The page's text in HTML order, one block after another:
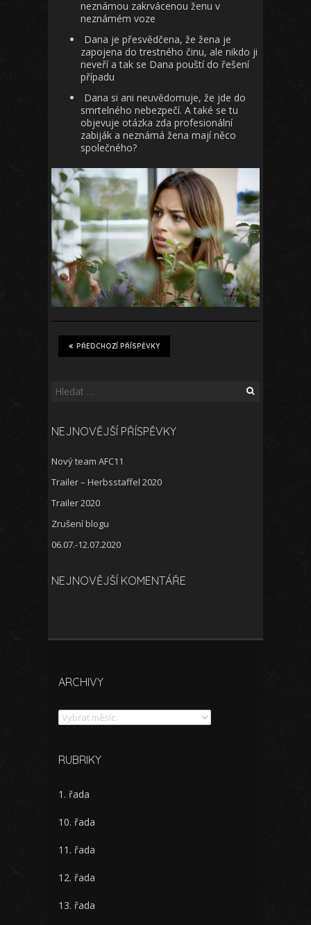
neznámou zakrvácenou ženu v
neznámém voze
Dana je přesvědčena, že žena je
zapojena do trestného činu, ale nikdo ji
neveří a tak se Dana pouští do řešení
případu
Dana si ani neuvědomuje, že jde do
smrtelného nebezpečí. A také se tu
objevuje otázka zda profesionální
zabiják a neznámá žena mají něco
společného?
PŘEDCHOZÍ PŘÍSPĚVKY
Vyhledávání
NEJNOVĚJŠÍ PŘÍSPĚVKY
Nový team AFC11
Trailer – Herbsstaffel 2020
Trailer 2020
Zrušení blogu
06.07.-12.07.2020
NEJNOVĚJŠÍ KOMENTÁŘE
ARCHIVY
Archivy
RUBRIKY
1. řada
10. řada
11. řada
12. řada
13. řada